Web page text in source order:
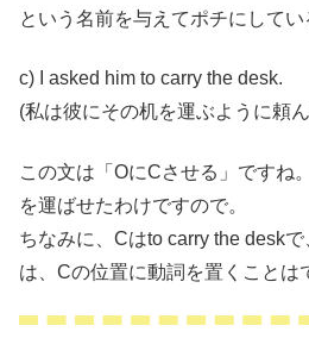
という名前を与えてポチにしてい
c) I asked him to carry the desk.
(私は彼にその机を運ぶように頼
この文は「OにCさせる」ですね
を運ばせたわけですので。
ちなみに、Cはto carry the desk
は、Cの位置に動詞を置くことは